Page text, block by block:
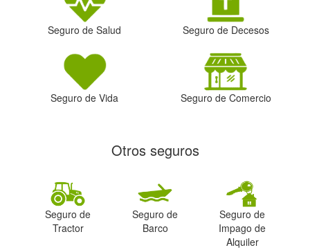
Seguro de Salud Seguro de Decesos
Seguro de Vida Seguro de Comercio
Otros seguros
Seguro de
Tractor
Seguro de
Barco
Seguro de
Impago de
Alquiler